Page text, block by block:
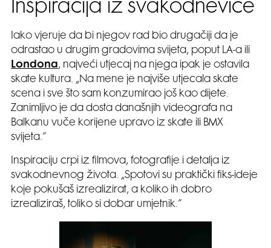
Inspiracija iz svakodnevice
Iako vjeruje da bi njegov rad bio drugačiji da je
odrastao u drugim gradovima svijeta, poput LA-a ili
Londona, najveći utjecaj na njega ipak je ostavila
skate kultura. „Na mene je najviše utjecala skate
scena i sve što sam konzumirao još kao dijete.
Zanimljivo je da dosta današnjih videografa na
Balkanu vuče korijene upravo iz skate ili BMX
svijeta.”
Inspiraciju crpi iz filmova, fotografije i detalja iz
svakodnevnog života. „Spotovi su praktički fiks-ideje
koje pokušaš izrealizirat, a koliko ih dobro
izrealiziraš, toliko si dobar umjetnik.”